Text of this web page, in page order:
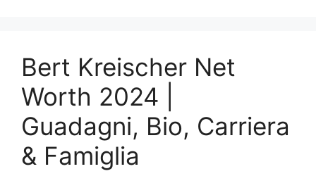
Bert Kreischer Net
Worth 2024 |
Guadagni, Bio, Carriera
& Famiglia